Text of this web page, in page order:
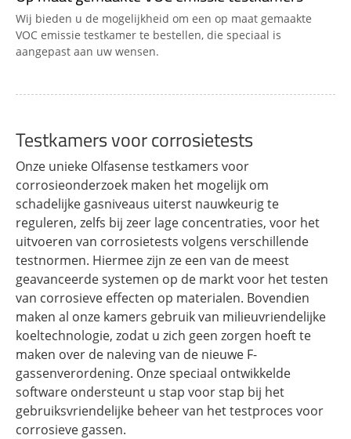
Wij bieden u de mogelijkheid om een op maat gemaakte
VOC emissie testkamer te bestellen, die speciaal is
aangepast aan uw wensen.
Testkamers voor corrosietests
Onze unieke Olfasense testkamers voor
corrosieonderzoek maken het mogelijk om
schadelijke gasniveaus uiterst nauwkeurig te
reguleren, zelfs bij zeer lage concentraties, voor het
uitvoeren van corrosietests volgens verschillende
testnormen. Hiermee zijn ze een van de meest
geavanceerde systemen op de markt voor het testen
van corrosieve effecten op materialen. Bovendien
maken al onze kamers gebruik van milieuvriendelijke
koeltechnologie, zodat u zich geen zorgen hoeft te
maken over de naleving van de nieuwe F-
gassenverordening. Onze speciaal ontwikkelde
software ondersteunt u stap voor stap bij het
gebruiksvriendelijke beheer van het testproces voor
corrosieve gassen.